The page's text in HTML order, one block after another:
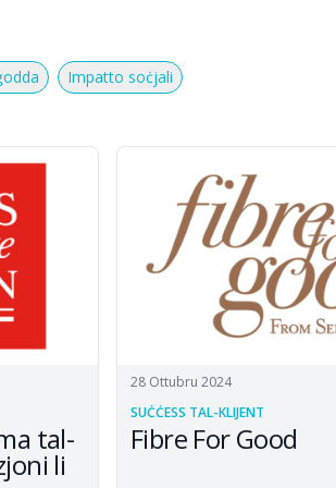
Impatto soċjali
tal-
li
28 Ottubru 2024
SUĊĊESS TAL-KLIJENT
Fibre For Good